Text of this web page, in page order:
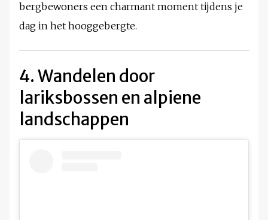
bergbewoners een charmant moment tijdens je
dag in het hooggebergte.
4. Wandelen door
lariksbossen en alpiene
landschappen